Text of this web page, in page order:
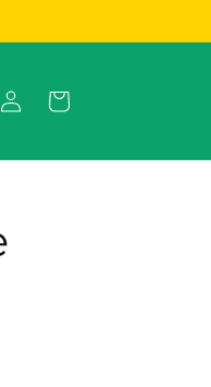
Coș